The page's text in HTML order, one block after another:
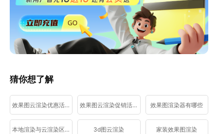
猜你想了解
效果图云渲染优惠活动 效果图云渲染促销活动 效果图渲染器有哪些
本地渲染与云渲染区别 3d图云渲染 家装效果图渲染